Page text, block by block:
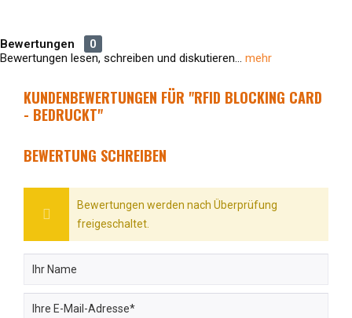
Bewertungen
0
Bewertungen lesen, schreiben und diskutieren... mehr
KUNDENBEWERTUNGEN FÜR "RFID BLOCKING CARD
- BEDRUCKT"
BEWERTUNG SCHREIBEN
Bewertungen werden nach Überprüfung
freigeschaltet.